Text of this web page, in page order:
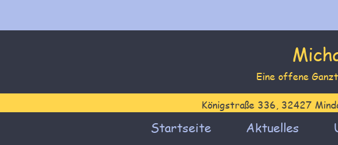
Eine offene
Königstraße 336, 32427
Startseite Aktuelles